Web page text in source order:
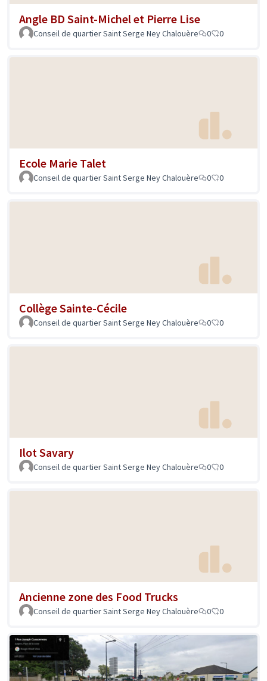
Angle BD Saint-Michel et Pierre Lise
Conseil de quartier Saint Serge Ney Chalouère 0 0
Ecole Marie Talet
Conseil de quartier Saint Serge Ney Chalouère 0 0
Collège Sainte-Cécile
Conseil de quartier Saint Serge Ney Chalouère 0 0
Ilot Savary
Conseil de quartier Saint Serge Ney Chalouère 0 0
Ancienne zone des Food Trucks
Conseil de quartier Saint Serge Ney Chalouère 0 0